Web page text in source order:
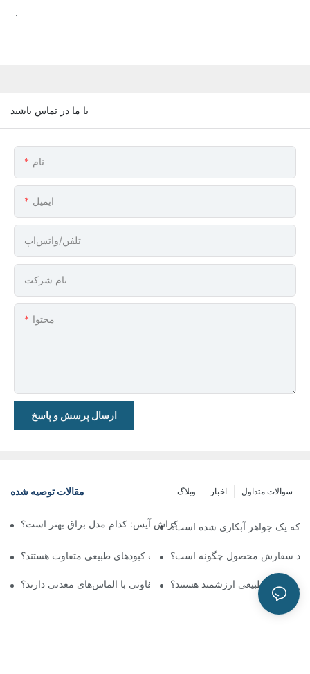
.
با ما در تماس باشید
نام
ایمیل
تلفن/واتس‌اپ
نام شرکت
محتوا
ارسال پرسش و پاسخ
مقالات توصیه شده سوالات متداول اخبار وبلاگ
بریلیانت کات در مقابل مویزنیت کراش آیس: کدام مدل براق بهتر است؟
که یک جواهر آبکاری شده است؟
آیا یاقوت کبودهای آزمایشگاهی با یاقوت کبودهای طبیعی متفاوت هستند؟
سفارش محصول چگونه است؟
الماس‌های آزمایشگاهی چه تفاوتی با الماس‌های معدنی دارند؟
زمردهای طبیعی ارزشمند هستند؟